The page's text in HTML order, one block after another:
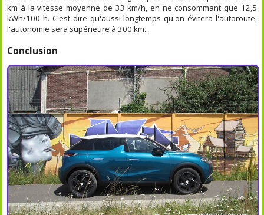
km à la vitesse moyenne de 33 km/h, en ne consommant que 12,5
kWh/100 h. C'est dire qu'aussi longtemps qu'on évitera l'autoroute,
l'autonomie sera supérieure à 300 km..
Conclusion